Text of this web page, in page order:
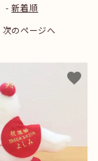
-新着順
次のページへ
favorite